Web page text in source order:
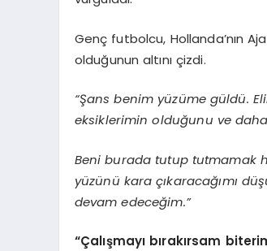
Genç futbolcu, Hollanda’nın
olduğunun altını çizdi.
“Şans benim yüzüme güldü.
eksiklerimin olduğunu ve
Beni burada tutup tutmamak
yüzünü kara çıkaracağımı
devam edeceğim.”
“Çalışmayı bırakırsam